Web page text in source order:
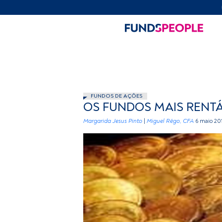
FUNDOS DE AÇÕES
OS FUNDOS MAIS
Margarida Jesus Pinto Miguel Rêgo, CFA 6 maio